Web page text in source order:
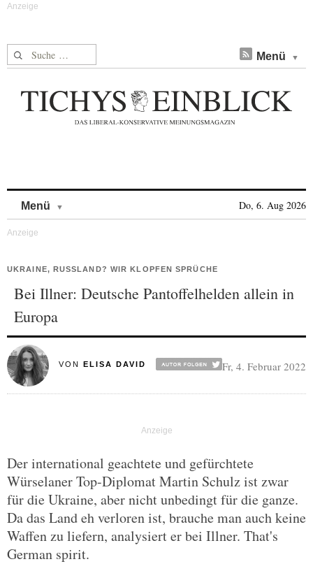
Suche nach: Menü
Menü Do, 6. Aug 2026
UKRAINE, RUSSLAND? WIR KLOPFEN SPRÜCHE
Bei Illner: Deutsche Pantoffelhelden allein in
Europa
VON ELISA DAVID Fr, 4. Februar 2022
Der international geachtete und gefürchtete
Würselaner Top-Diplomat Martin Schulz ist zwar
für die Ukraine, aber nicht unbedingt für die ganze.
Da das Land eh verloren ist, brauche man auch keine
Waffen zu liefern, analysiert er bei Illner. That's
German spirit.